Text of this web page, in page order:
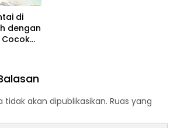
di
dengan
Cocok
akan dipublikasikan. Ruas yang